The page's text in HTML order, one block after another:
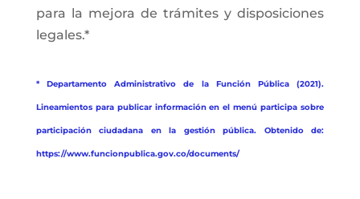
para la mejora de trámites y disposiciones
legales.*
* Departamento Administrativo de la Función Pública (2021).
Lineamientos para publicar información en el menú participa sobre
participación ciudadana en la gestión pública. Obtenido de:
https://www.funcionpublica.gov.co/documents/